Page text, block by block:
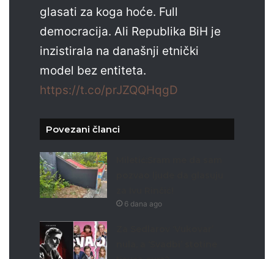
glasati za koga hoće. Full
democracija. Ali Republika BiH je
inzistirala na današnji etnički
model bez entiteta.
https://t.co/prJZQQHqgD
Povezani članci
6 dana ago